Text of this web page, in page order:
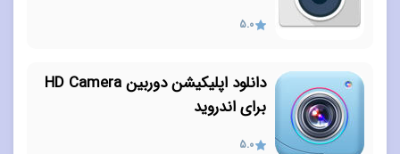
5.0
دانلود اپلیکیشن دوربین HD Camera
برای اندروید
5.0